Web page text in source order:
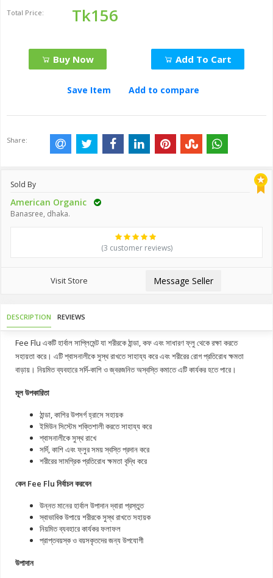
Total Price: Tk156
Buy Now Add To Cart
Save Item Add to compare
Share:
Sold By
American Organic
Banasree, dhaka.
(3 customer reviews)
Visit Store Message Seller
DESCRIPTION REVIEWS
Fee Flu একটি হার্বাল সাপ্লিমেন্ট যা শরীরকে ঠান্ডা, কফ এবং সাধারণ ফ্লু থেকে রক্ষা করতে
সহায়তা করে। এটি শ্বাসনালীকে সুস্থ রাখতে সাহায্য করে এবং শরীরের রোগ প্রতিরোধ ক্ষমতা
বাড়ায়। নিয়মিত ব্যবহারে সর্দি-কাশি ও জ্বরজনিত অস্বস্তি কমাতে এটি কার্যকর হতে পারে।
মূল উপকারিতা
ঠান্ডা, কাশির উপসর্গ হ্রাসে সহায়ক
ইমিউন সিস্টেম শক্তিশালী করতে সাহায্য করে
শ্বাসনালীকে সুস্থ রাখে
সর্দি, কাশি এবং ফ্লুর সময় স্বস্তি প্রদান করে
শরীরের সামগ্রিক প্রতিরোধ ক্ষমতা বৃদ্ধি করে
কেন Fee Flu নির্বাচন করবেন
উন্নত মানের হার্বাল উপাদান দ্বারা প্রস্তুত
স্বাভাবিক উপায়ে শরীরকে সুস্থ রাখতে সহায়ক
নিয়মিত ব্যবহারে কার্যকর ফলাফল
প্রাপ্তবয়স্ক ও বয়সকৃতদের জন্য উপযোগী
উপাদান